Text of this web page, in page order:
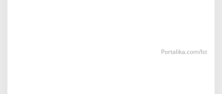
Portalika.com/Ist